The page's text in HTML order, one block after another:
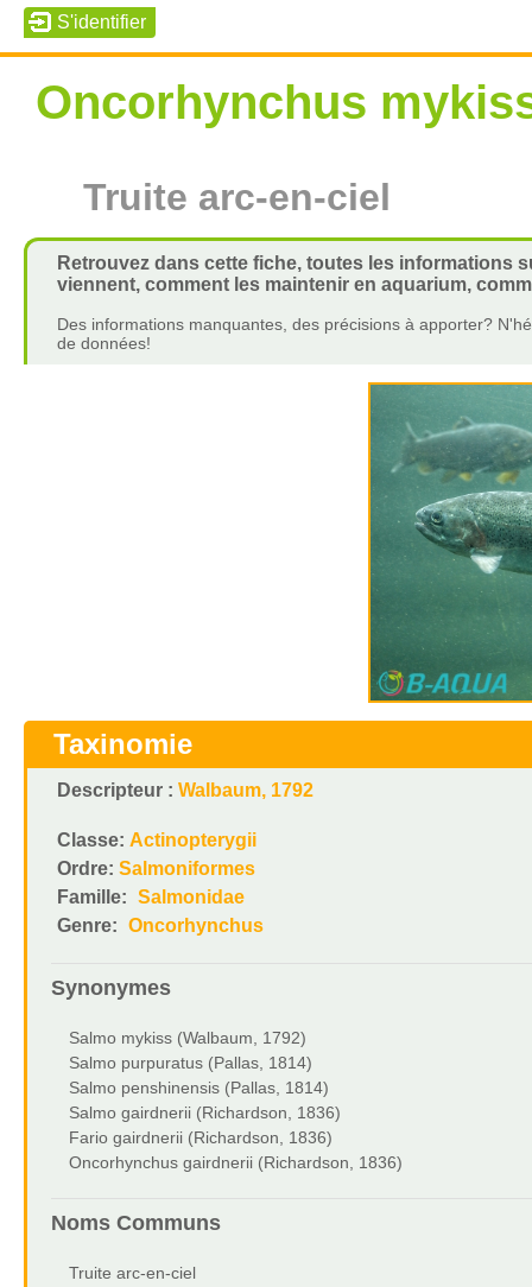
Oncorhynchus
Truite arc-en-ciel
Retrouvez dans cette fiche, toutes les informations
viennent, comment les maintenir en aquarium,
Des informations manquantes, des précisions à apporter?
de données!
Taxinomie
Descripteur : Walbaum, 1792
Classe: Actinopterygii
Ordre: Salmoniformes
Famille: Salmonidae
Genre: Oncorhynchus
Synonymes
Salmo mykiss (Walbaum, 1792)
Salmo purpuratus (Pallas, 1814)
Salmo penshinensis (Pallas, 1814)
Salmo gairdnerii (Richardson, 1836)
Fario gairdnerii (Richardson, 1836)
Oncorhynchus gairdnerii (Richardson, 1836)
Noms Communs
Truite arc-en-ciel